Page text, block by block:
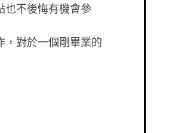
也不後悔有機會參
，對於一個剛畢業的